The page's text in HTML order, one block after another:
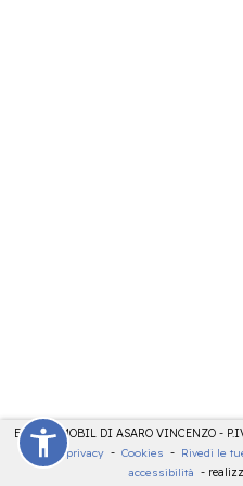
ELETTROMOBIL DI ASARO VINCENZO -
sulla privacy - Cookies - Rivedi le
accessibilità -